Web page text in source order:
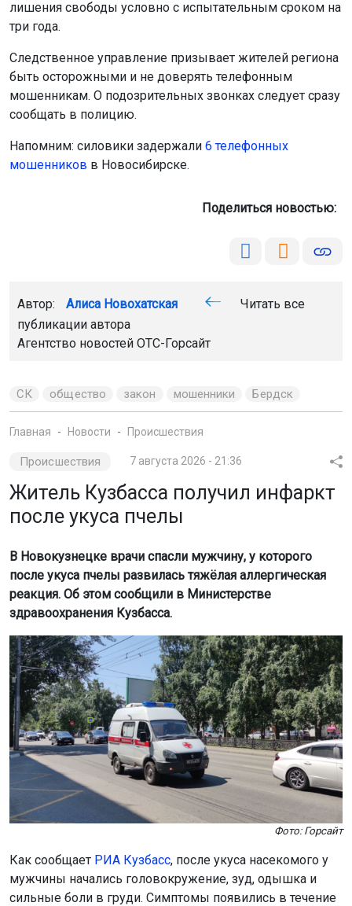
лишения свободы условно с испытательным сроком на
три года.
Следственное управление призывает жителей региона
быть осторожными и не доверять телефонным
мошенникам. О подозрительных звонках следует сразу
сообщать в полицию.
Напомним: силовики задержали 6 телефонных
мошенников в Новосибирске.
Поделиться новостью:
Автор: Алиса Новохатская
Читать все
публикации автора
Агентство новостей ОТС-Горсайт
СК общество закон мошенники Бердск
Главная Новости Происшествия
Происшествия 7 августа 2026 - 21:36
Житель Кузбасса получил инфаркт
после укуса пчелы
В Новокузнецке врачи спасли мужчину, у которого
после укуса пчелы развилась тяжёлая аллергическая
реакция. Об этом сообщили в Министерстве
здравоохранения Кузбасса.
Фото: Горсайт
Как сообщает РИА Кузбасс, после укуса насекомого у
мужчины начались головокружение, зуд, одышка и
сильные боли в груди. Симптомы появились в течение